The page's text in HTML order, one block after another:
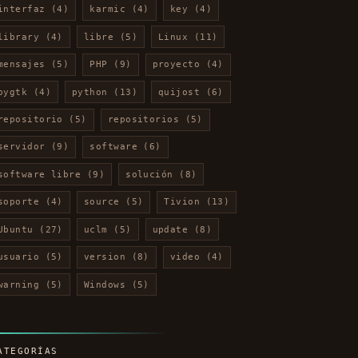
(4) karmic (4) key (4)
(4) libre (5) Linux (11)
(5) PHP (9) proyecto (4)
(4) python (13) quijost (6)
(5) repositorios (5)
(9) software (6)
libre (9) solución (8)
(4) source (5) Tivion (13)
(27) uclm (5) update (8)
(5) version (8) video (4)
(5) Windows (5)